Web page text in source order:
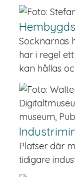
Socknarnas
har i regel
kan hållas
Platser där
tidigare